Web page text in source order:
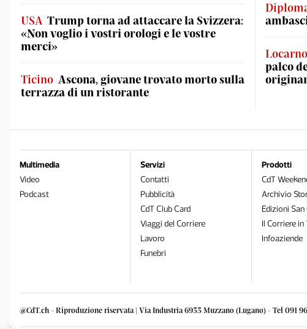
USA Trump torna ad attaccare la Svizzera:
«Non voglio i vostri orologi e le vostre
merci»
Ticino Ascona, giovane trovato morto sulla
terrazza di un ristorante
palco
@CdT.ch - Riproduzione riservata | Via Industria 6933 Muzzano (Lugano) - Tel 091
Multimedia
Video
Podcast
Servizi
Contatti
Pubblicità
CdT Club Card
Viaggi del Corriere
Lavoro
Funebri
Prodotti
CdT
Archivio
Edizioni
Il Corriere in
Infoaziende